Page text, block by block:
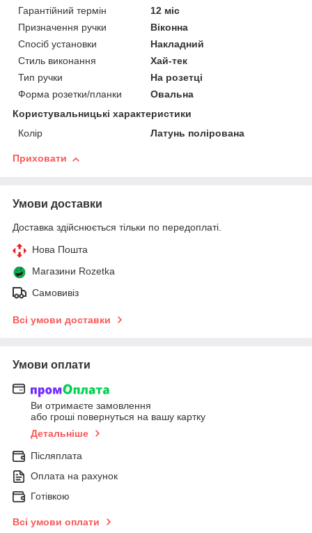
Гарантійний термін
12 міс
Призначення ручки
Віконна
Спосіб установки
Накладний
Стиль виконання
Хай-тек
Тип ручки
На розетці
Форма розетки/планки
Овальна
Користувальницькі характеристики
Колір
Латунь полірована
Приховати
Умови доставки
Доставка здійснюється тільки по передоплаті.
Нова Пошта
Магазини Rozetka
Самовивіз
Всі умови доставки
Умови оплати
Ви отримаєте замовлення
або гроші повернуться на вашу картку
Детальніше
Післяплата
Оплата на рахунок
Готівкою
Всі умови оплати